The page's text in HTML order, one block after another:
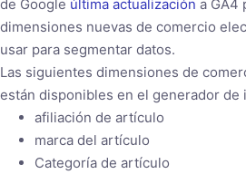
de Google última actualización a GA4
dimensiones nuevas de comercio
usar para segmentar datos.
Las siguientes dimensiones de
están disponibles en el generador de
afiliación de artículo
marca del artículo
Categoría de artículo